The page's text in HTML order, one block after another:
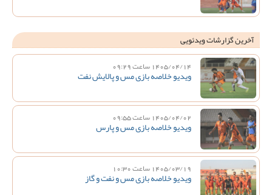
آخرین گزارشات ویدئویی
1405/04/14 ساعت 09:29
ویدیو خلاصه بازی مس و پالایش نفت
1405/04/02 ساعت 09:55
ویدیو خلاصه بازی مس و پارس
1405/03/19 ساعت 10:30
ویدیو خلاصه بازی مس و نفت و گاز